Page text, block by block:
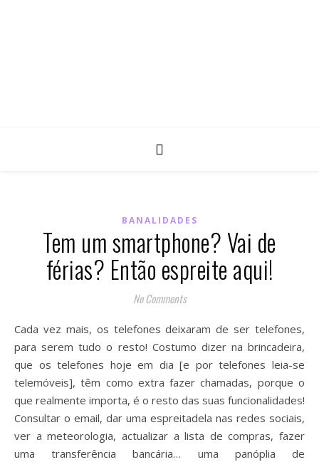
BANALIDADES
Tem um smartphone? Vai de
férias? Então espreite aqui!
No Comments
Cada vez mais, os telefones deixaram de ser telefones,
para serem tudo o resto! Costumo dizer na brincadeira,
que os telefones hoje em dia [e por telefones leia-se
telemóveis], têm como extra fazer chamadas, porque o
que realmente importa, é o resto das suas funcionalidades!
Consultar o email, dar uma espreitadela nas redes sociais,
ver a meteorologia, actualizar a lista de compras, fazer
uma transferência bancária… uma panóplia de